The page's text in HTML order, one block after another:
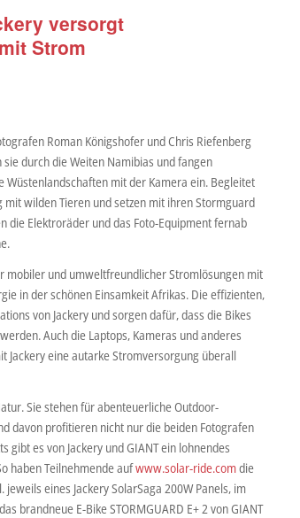
versorgt
Strom
Roman Königshofer und Chris Riefenberg
sie durch die Weiten Namibias und fangen
mit der Kamera ein. Begleitet
wilden Tieren und setzen mit ihren Stormguard
die Elektroräder und das Foto-Equipment fernab
mobiler und umweltfreundlicher Stromlösungen mit
in der schönen Einsamkeit Afrikas. Die effizienten,
von Jackery und sorgen dafür, dass die Bikes
Auch die Laptops, Kameras und anderes
Jackery eine autarke Stromversorgung überall
Sie stehen für abenteuerliche Outdoor-
davon profitieren nicht nur die beiden Fotografen
gibt es von Jackery und GIANT ein lohnendes
haben Teilnehmende aufwww.solar-ride.comdie
eines Jackery SolarSaga 200W Panels, im
brandneue E-Bike STORMGUARD E+ 2 von GIANT